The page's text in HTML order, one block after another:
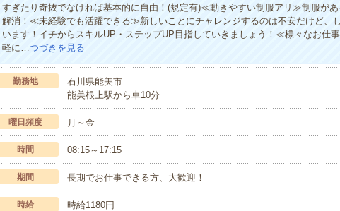
すぎたり奇抜でなければ基本的に自由！(規定有)≪動きやすい制服アリ≫制服が
解消！≪未経験でも活躍できる≫新しいことにチャレンジするのは不安だけど、
います！イチからスキルUP・ステップUP目指していきましょう！≪様々なお仕
軽に…つづきを見る
勤務地
石川県能美市
能美根上駅から車10分
曜日頻度 月～金
時間 08:15～17:15
期間 長期でお仕事できる方、大歓迎！
時給 時給1180円